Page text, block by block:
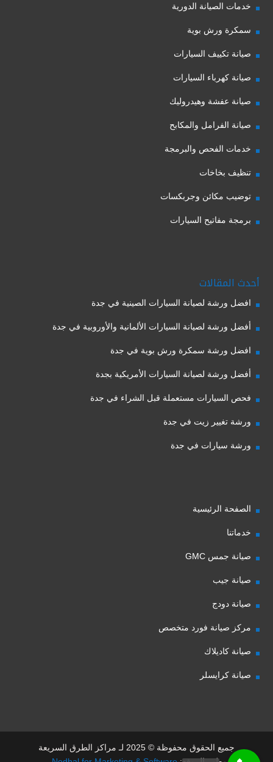
خدمات الصيانة الدورية
سمكرة ورش بوية
صيانة تكييف السيارات
صيانة كهرباء السيارات
صيانة عفشة وهيدروليك
صيانة الفرامل والمكابح
خدمات الفحص والبرمجة
تنظيف بخاخات
توضيب مكائن وجربكسات
برمجة مفاتيح السيارات
أحدث المقالات
افضل ورشة لصيانة السيارات الصينية في جدة
أفضل ورشة لصيانة السيارات الألمانية والأوروبية في جدة
افضل ورشة سمكرة ورش بوية في جدة
أفضل ورشة لصيانة السيارات الأمريكية بجدة
فحص السيارات مستعملة قبل الشراء في جدة
ورشة تغيير زيت في جدة
ورشة سيارات في جدة
الصفحة الرئيسية
خدماتنا
صيانة جمس GMC
صيانة جيب
صيانة دودج
مركز صيانة فورد متخصص
صيانة كاديلاك
صيانة كرايسلر
جميع الحقوق محفوظة © 2025 لـ مراكز الطرق السريعة